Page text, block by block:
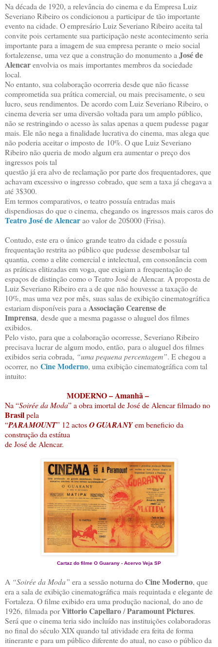
Na década de 1920, a relevância do cinema e da Empresa Luiz
Severiano Ribeiro os condicionou a participar de tão importante
evento na cidade. O empresário Luiz Severiano Ribeiro aceita tal
convite pois certamente sua participação neste acontecimento seria
importante para a imagem de sua empresa perante o meio social
fortalezense, uma vez que a construção do monumento a José de
Alencarenvolvia os mais importantes membros da sociedade
local.
No entanto, sua colaboração ocorreria desde que não ficasse
comprometida sua prática comercial, ou mais precisamente, o seu
lucro, seus rendimentos. De acordo com Luiz Severiano Ribeiro, o
cinema deveria ser uma diversão voltada para um amplo público,
não se restringindo o acesso às salas apenas a quem pudesse pagar
mais. Ele não nega a finalidade lucrativa do cinema, mas alega que
não poderia aceitar o imposto de 10%. O que Luiz Severiano
Ribeiro não queria de modo algum era aumentar o preço dos
ingressos pois tal
questão já era alvo de reclamação por parte dos frequentadores, que
achavam excessivo o ingresso cobrado, que sem a taxa já chegava a
até 3$300.
Em termos comparativos, o teatro possuía entradas mais
dispendiosas do que o cinema, chegando os ingressos mais caros do
Teatro José de Alencarao valor de 20$000 (Frisa).
Contudo, este era o único grande teatro da cidade e possuía
frequentação restrita ao público que pudesse desembolsar tal
quantia, como a elite comercial e intelectual, em consonância com
as práticas elitizadas em voga, que exigiam a frequentação de
espaços de distinção como o Teatro José de Alencar. A proposta de
Luiz Severiano Ribeiro era a de que não houvesse a taxação de
10%, mas uma vez por mês, suas salas de exibição cinematográfica
estariam disponíveis para a Associação Cearense de
Imprensa, desde que a mesma pagasse o aluguel dos filmes
exibidos.
Pelo visto, para que a colaboração ocorresse, Severiano Ribeiro
precisava lucrar de algum modo, então, para o aluguel dos filmes
exibidos seria cobrada, “uma pequena percentagem”. E chegou a
ocorrer, no Cine Moderno, uma exibição cinematográfica com tal
intuito:
MODERNO – Amanhã –
Na “Soirée da Moda” a obra imortal de José de Alencar filmado no
Brasilpela
“PARAMOUNT” 12 actosO GUARANYem beneficio da
construção da estátua
de José de Alencar.
Cartaz do filme O Guarany - Acervo Veja SP
A “Soirée da Moda” era a sessão noturna doCine Moderno, que
era a sala de exibição cinematográfica mais requintada e elegante de
Fortaleza. O filme exibido era uma produção nacional, do ano de
1926, filmada porVittorio Capellaro/Paramount Pictures.
Será que o cinema teria sido incluído nas instituições colaboradoras
no final do século XIX quando tal atividade era feita de forma
itinerante e para um público diferente do atual, no caso o público da